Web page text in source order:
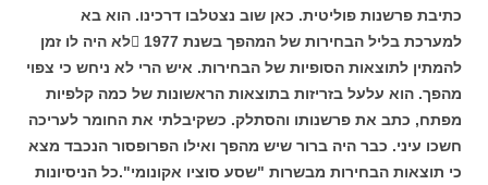
כתיבת פרשנות פוליטית. כאן שוב נצטלבו דרכינו. הוא בא
למערכת בליל הבחירות של המהפך בשנת  1977לא היה לו זמן
להמתין לתוצאות הסופיות של הבחירות. איש הרי לא ניחש כי צפוי
מהפך. הוא עלעל בזריזות בתוצאות הראשונות של כמה קלפיות
מפתח, כתב את פרשנותו והסתלק. כשקיבלתי את החומר לעריכה
חשכו עיני. כבר היה ברור שיש מהפך ואילו הפרופסור הנכבד מצא
כי תוצאות הבחירות מבשרות "שסע סוציו אקונומי".כל הניסיונות